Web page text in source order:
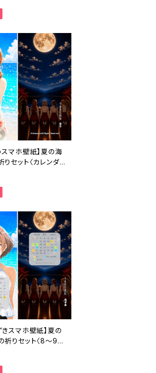
スマホ壁紙】夏の海
りセット〈カレンダ
月利用コード付き〉
きスマホ壁紙】夏の
祈りセット〈8〜9月
1ヶ月利用コード付